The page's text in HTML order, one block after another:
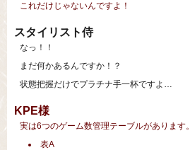
これだけじゃないんですよ！
スタイリスト侍
なっ！！
まだ何かあるんですか！？
状態把握だけでプラチナ手一杯ですよ…
KPE様
実は6つのゲーム数管理テーブルがあります。
表A